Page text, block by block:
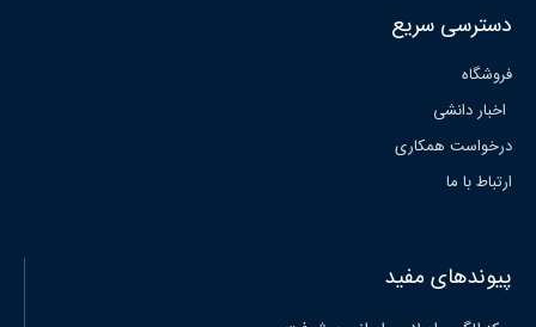
دسترسی سریع
فروشگاه
اخبار دانشی
درخواست همکاری
ارتباط با ما
پیوندهای مفید